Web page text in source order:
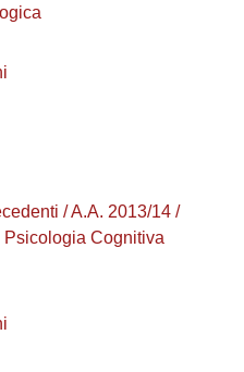
/ A.A. 2013/14 /
Psicologia Cognitiva